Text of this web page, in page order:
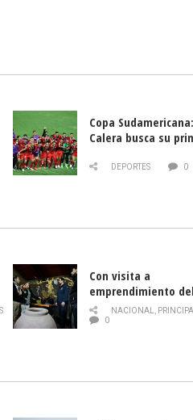
Copa
Calera busca su
DEPORTES 0
Con visita a
emprendimiento
y llamado al
historia campesina
NACIONAL,
0